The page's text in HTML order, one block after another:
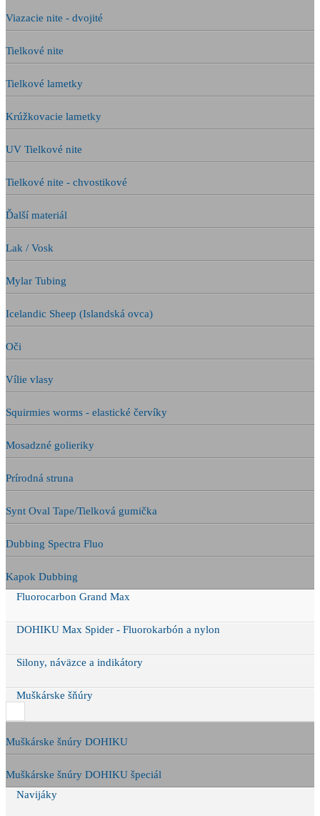
Viazacie nite - dvojité
Tielkové nite
Tielkové lametky
Krúžkovacie lametky
UV Tielkové nite
Tielkové nite - chvostikové
Ďalší materiál
Lak / Vosk
Mylar Tubing
Icelandic Sheep (Islandská ovca)
Oči
Vílie vlasy
Squirmies worms - elastické červíky
Mosadzné golieriky
Prírodná struna
Synt Oval Tape/Tielková gumička
Dubbing Spectra Fluo
Kapok Dubbing
Fluorocarbon Grand Max
DOHIKU Max Spider - Fluorokarbón a nylon
Silony, náväzce a indikátory
Muškárske šňúry
Muškárske šnúry DOHIKU
Muškárske šnúry DOHIKU špeciál
Navijáky